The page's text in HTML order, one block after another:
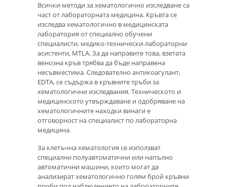
Всички методи за хематологично изследване са
част от лабораторната медицина. Кръвта се
изследва хематологично в медицинската
лаборатория от специално обучени
специалисти, медико-технически-лабораторни
асистенти, MTLA. За да направите това, взетата
венозна кръв трябва да бъде направена
несъвместима. Следователно антикоагулант,
EDTA, се съдържа в кръвните тръби за
хематологични изследвания. Техническото и
медицинското утвърждаване и одобряване на
хематологичните находки винаги е
отговорност на специалист по лабораторна
медицина.
За клетъчна хематология се използват
специални полуавтоматични или напълно
автоматични машини, които могат да
анализират хематологично голям брой кръвни